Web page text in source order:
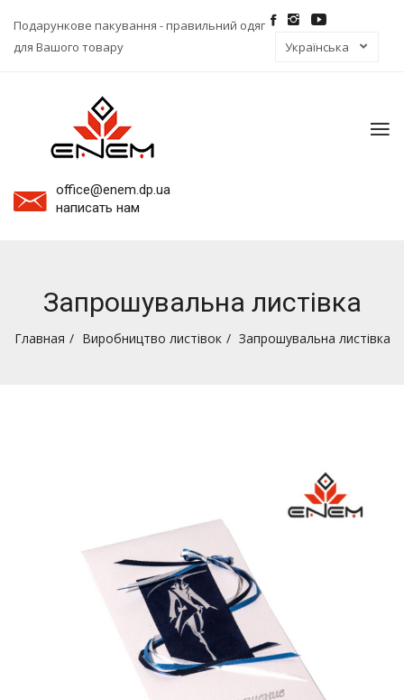
Подарункове пакування - правильний одяг
для Вашого товару
office@enem.dp.ua
написать нам
Запрошувальна листівка
Главная Виробництво листівок Запрошувальна листівка